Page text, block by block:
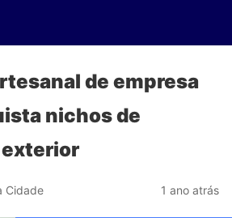
de empresa
nichos de
exterior
Cidade 1 ano atrás